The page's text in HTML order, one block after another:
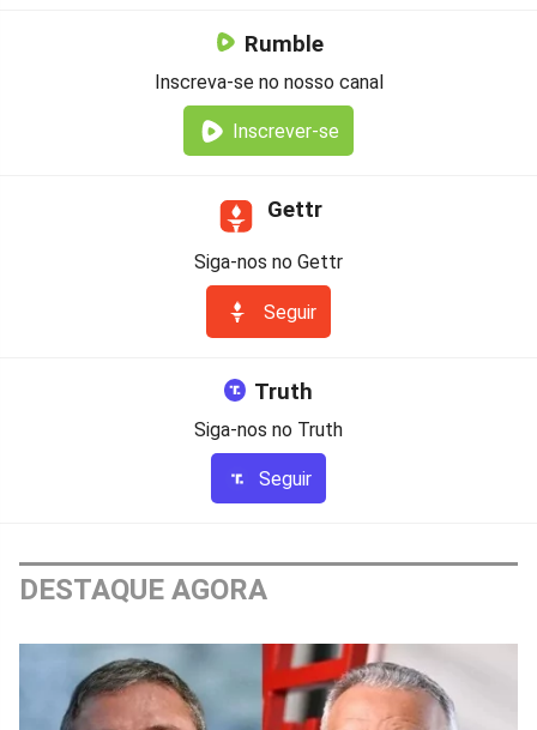
Rumble
Inscreva-se no nosso canal
Inscrever-se
Gettr
Siga-nos no Gettr
Seguir
Truth
Siga-nos no Truth
Seguir
DESTAQUE AGORA